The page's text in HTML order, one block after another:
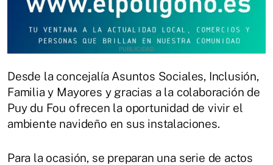
Desde la concejalía Asuntos Sociales, Inclusión,
Familia y Mayores y gracias a la colaboración de
Puy du Fou ofrecen la oportunidad de vivir el
ambiente navideño en sus instalaciones.
Para la ocasión, se preparan una serie de actos